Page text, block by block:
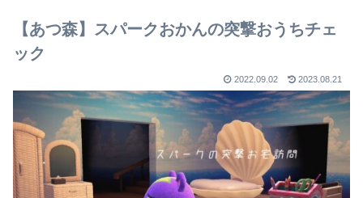
【あつ森】スパークおかんの突撃おうちチェ
ック
2022.09.02 2023.08.21